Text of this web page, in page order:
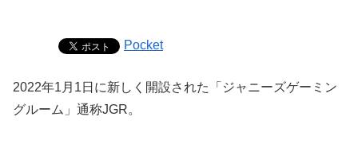
Pocket
2022年1月1日に新しく開設された「ジャニーズゲーミン
グルーム」通称JGR。